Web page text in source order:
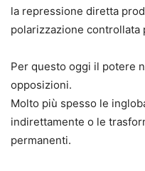
la repressione diretta
polarizzazione controllata
Per questo oggi il potere
opposizioni.
Molto più spesso le
indirettamente o le
permanenti.